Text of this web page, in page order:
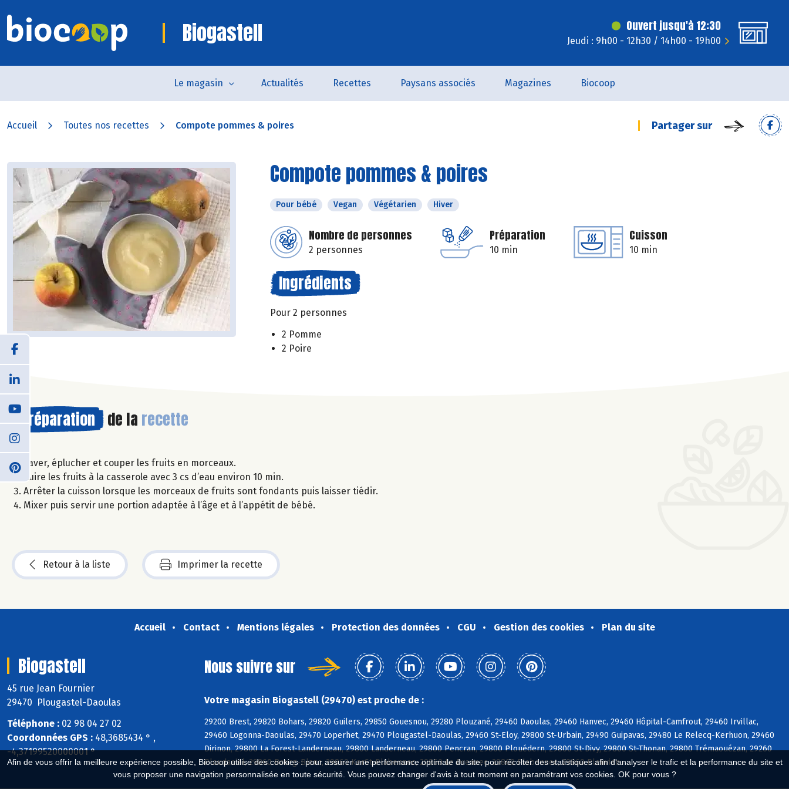
Afin de vous offrir la meilleure expérience possible, Biocoop utilise des cookies : pour assurer une performance optimale du site, pour récolter des statistiques afin d'analyser le trafic et la performance du site et
vous proposer une navigation personnalisée en toute sécurité. Vous pouvez changer d'avis à tout moment en paramétrant vos cookies. OK pour vous ?
Biogastell Ouvert jusqu'à 12:30
Jeudi : 9h00 - 12h30 / 14h00 - 19h00
Le magasin Actualités Recettes Paysans associés Magazines Biocoop
Accueil Toutes nos recettes Compote pommes & poires Partager sur
Compote pommes & poires
Pour bébé Vegan Végétarien Hiver
Nombre de personnes
2 personnes
Préparation
10 min
Cuisson
10 min
Ingrédients
Pour 2 personnes
2 Pomme
2 Poire
Préparation de la recette
Laver, éplucher et couper les fruits en morceaux.
Cuire les fruits à la casserole avec 3 cs d’eau environ 10 min.
Arrêter la cuisson lorsque les morceaux de fruits sont fondants puis laisser tiédir.
Mixer puis servir une portion adaptée à l’âge et à l’appétit de bébé.
Retour à la liste Imprimer la recette
Accueil Contact Mentions légales Protection des données CGU Gestion des cookies Plan du site
Biogastell
45 rue Jean Fournier
29470 Plougastel-Daoulas
Téléphone : 02 98 04 27 02
Coordonnées GPS : 48,3685434 ° ,
-4,37199520000001 °
Nous suivre sur
Votre magasin Biogastell (29470) est proche de :
29200 Brest, 29820 Bohars, 29820 Guilers, 29850 Gouesnou, 29280 Plouzané, 29460 Daoulas, 29460 Hanvec, 29460 Hôpital-Camfrout, 29460 Irvillac,
29460 Logonna-Daoulas, 29470 Loperhet, 29470 Plougastel-Daoulas, 29460 St-Eloy, 29800 St-Urbain, 29490 Guipavas, 29480 Le Relecq-Kerhuon, 29460
Dirinon, 29800 La Forest-Landerneau, 29800 Landerneau, 29800 Pencran, 29800 Plouédern, 29800 St-Divy, 29800 St-Thonan, 29800 Trémaouézan, 29260
Ploudaniel, 29860 Bourg-Blanc, 29860 KerSt-Plabennec, 29860 Le Drennec, 29860 Plabennec, 29860 Plouvien